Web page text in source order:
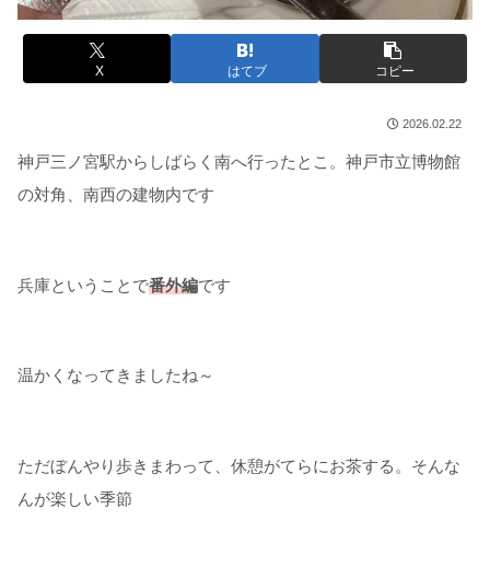
X はてブ コピー
2026.02.22
神戸三ノ宮駅からしばらく南へ行ったとこ。神戸市立博物館
の対角、南西の建物内です
兵庫ということで番外編です
温かくなってきましたね～
ただぼんやり歩きまわって、休憩がてらにお茶する。そんな
んが楽しい季節